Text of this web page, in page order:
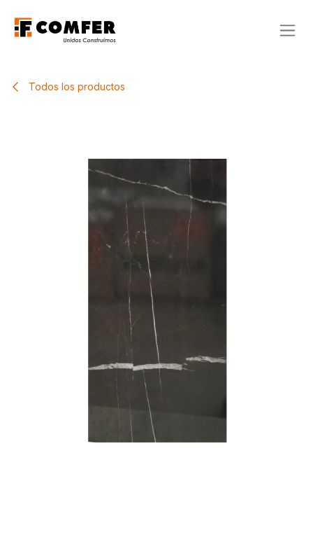
Todos los productos